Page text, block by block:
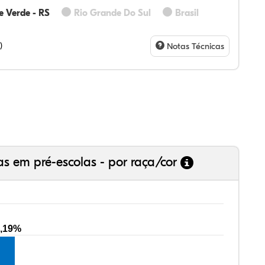
Verde - RS Rio Grande Do Sul Brasil
Notas Técnicas
em pré-escolas - por raça/cor